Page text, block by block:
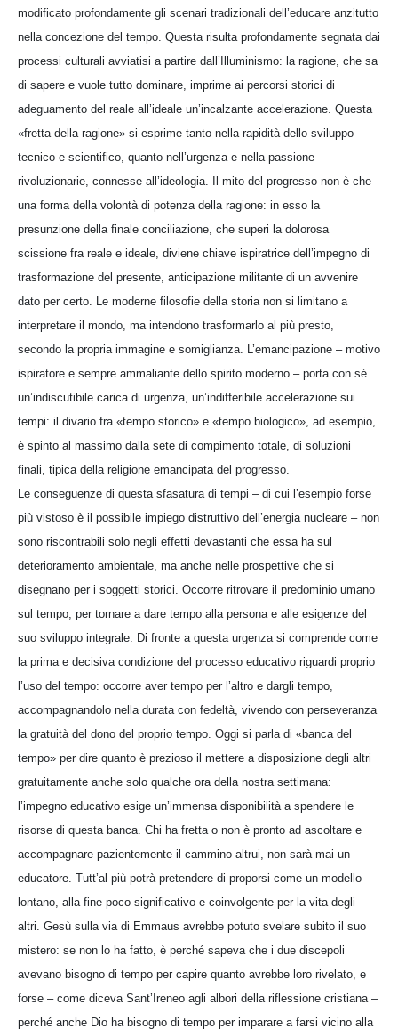
modificato profondamente gli scenari tradizionali dell’educare anzitutto
nella concezione del tempo. Questa risulta profondamente segnata dai
processi culturali avviatisi a partire dall’Il­luminismo: la ragione, che sa
di sapere e vuole tutto dominare, imprime ai percorsi storici di
adeguamento del reale all’ideale un’incalzante accelerazione. Questa
«fretta della ragione» si esprime tanto nella rapidità dello sviluppo
tecnico e scientifico, quanto nell’urgenza e nella passione
rivoluzionarie, connesse all’ideologia. Il mito del progresso non è che
una forma della volontà di potenza della ragione: in esso la
presunzione della finale conciliazione, che superi la dolorosa
scissione fra reale e ideale, diviene chiave ispiratrice dell’impegno di
trasformazione del presente, anticipazione militante di un avvenire
dato per certo. Le moderne filosofie della storia non si limitano a
interpretare il mondo, ma intendono trasformarlo al più presto,
secondo la propria immagine e somiglianza. L’emancipazione – motivo
ispiratore e sempre ammaliante dello spirito moderno – porta con sé
un’indiscutibile carica di urgenza, un’indifferibile accelerazione sui
tempi: il divario fra «tempo storico» e «tempo biologico», ad esempio,
è spinto al massimo dalla sete di compimento totale, di soluzioni
finali, tipica della religione emancipata del progresso.
Le conseguenze di questa sfasatura di tempi – di cui l’esempio forse
più vistoso è il possibile impiego distruttivo dell’energia nucleare – non
sono riscontrabili solo negli effetti devastanti che essa ha sul
deterioramento ambientale, ma anche nelle prospettive che si
disegnano per i soggetti storici. Occorre ritrovare il predominio umano
sul tempo, per tornare a dare tempo alla persona e alle esigenze del
suo sviluppo integrale. Di fronte a questa urgenza si comprende come
la prima e decisiva condizione del processo educativo riguardi proprio
l’uso del tempo: occorre aver tempo per l’altro e dargli tempo,
accompagnandolo nella durata con fedeltà, vivendo con perseveranza
la gratuità del dono del proprio tempo. Oggi si parla di «banca del
tempo» per dire quanto è prezioso il mettere a disposizione degli altri
gratuitamente anche solo qualche ora della nostra settimana:
l’impegno educativo esige un’immensa disponibilità a spendere le
risorse di questa banca. Chi ha fretta o non è pronto ad ascoltare e
accompagnare pazientemente il cammino altrui, non sarà mai un
educatore. Tutt’al più potrà pretendere di proporsi come un modello
lontano, alla fine poco significativo e coinvolgente per la vita degli
altri. Gesù sulla via di Emmaus avrebbe potuto svelare subito il suo
mistero: se non lo ha fatto, è perché sapeva che i due discepoli
avevano bisogno di tempo per capire quanto avrebbe loro rivelato, e
forse – come diceva Sant’Ireneo agli albori della riflessione cristiana –
perché anche Dio ha bisogno di tempo per imparare a farsi vicino alla